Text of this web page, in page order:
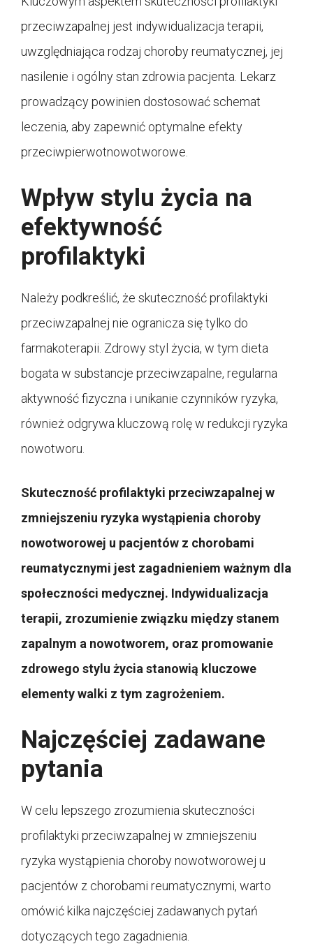
przeciwzapalnej jest indywidualizacja terapii,
uwzględniająca rodzaj choroby reumatycznej, jej
nasilenie i ogólny stan zdrowia pacjenta. Lekarz
prowadzący powinien dostosować schemat
leczenia, aby zapewnić optymalne efekty
przeciwpierwotnowotworowe.
Wpływ stylu życia na
efektywność
profilaktyki
Należy podkreślić, że skuteczność profilaktyki
przeciwzapalnej nie ogranicza się tylko do
farmakoterapii. Zdrowy styl życia, w tym dieta
bogata w substancje przeciwzapalne, regularna
aktywność fizyczna i unikanie czynników ryzyka,
również odgrywa kluczową rolę w redukcji ryzyka
nowotworu.
Skuteczność profilaktyki przeciwzapalnej w
zmniejszeniu ryzyka wystąpienia choroby
nowotworowej u pacjentów z chorobami
reumatycznymi jest zagadnieniem ważnym dla
społeczności medycznej. Indywidualizacja
terapii, zrozumienie związku między stanem
zapalnym a nowotworem, oraz promowanie
zdrowego stylu życia stanowią kluczowe
elementy walki z tym zagrożeniem.
Najczęściej zadawane
pytania
W celu lepszego zrozumienia skuteczności
profilaktyki przeciwzapalnej w zmniejszeniu
ryzyka wystąpienia choroby nowotworowej u
pacjentów z chorobami reumatycznymi, warto
omówić kilka najczęściej zadawanych pytań
dotyczących tego zagadnienia.